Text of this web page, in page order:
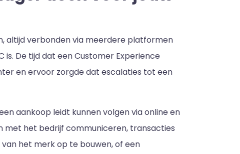
altijd verbonden via meerdere platformen
De tijd dat een Customer Experience
en ervoor zorgde dat escalaties tot een
aankoop leidt kunnen volgen via online en
het bedrijf communiceren, transacties
het merk op te bouwen, of een